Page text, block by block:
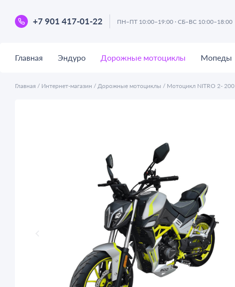
+7 901 417-01-22 ПН–ПТ 10:00–19:00 · СБ–ВС 10:00–18:00
Главная Эндуро Дорожные мотоциклы Мопеды
Главная / Интернет-магазин / Дорожные мотоциклы / Мотоцикл NITRO 2- 200